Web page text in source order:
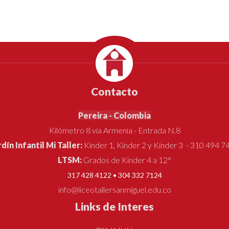
Contacto
Pereira - Colombia
Kilómetro 8 vía Armenia - Entrada N.8
Infantil Mi Taller: Kínder 1, Kínder 2 y Kínder 3 - 310 494
LTSM: Grados de Kínder 4 a 12°
317 428 4122 • 304 332 7124
info@liceotallersanmiguel.edu.co
Links de Interes